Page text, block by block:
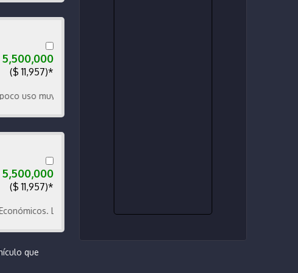
5,500,000
($ 11,957)*
muy económico confortable, seis velocidades.
5,500,000
($ 11,957)*
Llanta. Bateria nuevos. Pegadero. Canasta. Toldo techo
que